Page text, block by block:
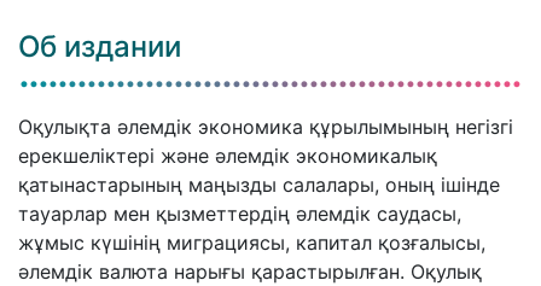
Об издании
Оқулықта әлемдік экономика құрылымының негізгі
ерекшеліктері және әлемдік экономикалық
қатынастарының маңызды салалары, оның ішінде
тауарлар мен қызметтердің әлемдік саудасы,
жұмыс күшінің миграциясы, капитал қозғалысы,
әлемдік валюта нарығы қарастырылған. Оқулық